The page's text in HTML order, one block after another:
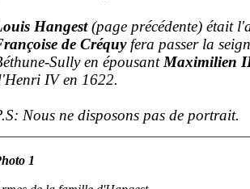
Hangest(page précédente) était
de Créquyfera passer la
Sully en épousant Maximilien
IV en 1622.
Nous ne disposons pas de portrait.
1